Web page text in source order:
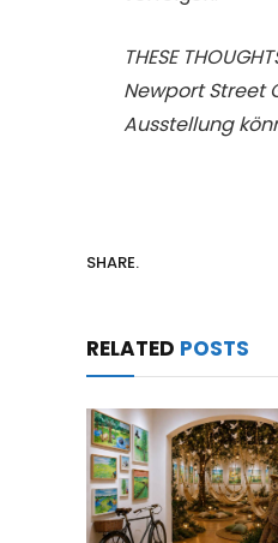
THESE
Newport Street
Ausstellung
SHARE.
RELATED POSTS